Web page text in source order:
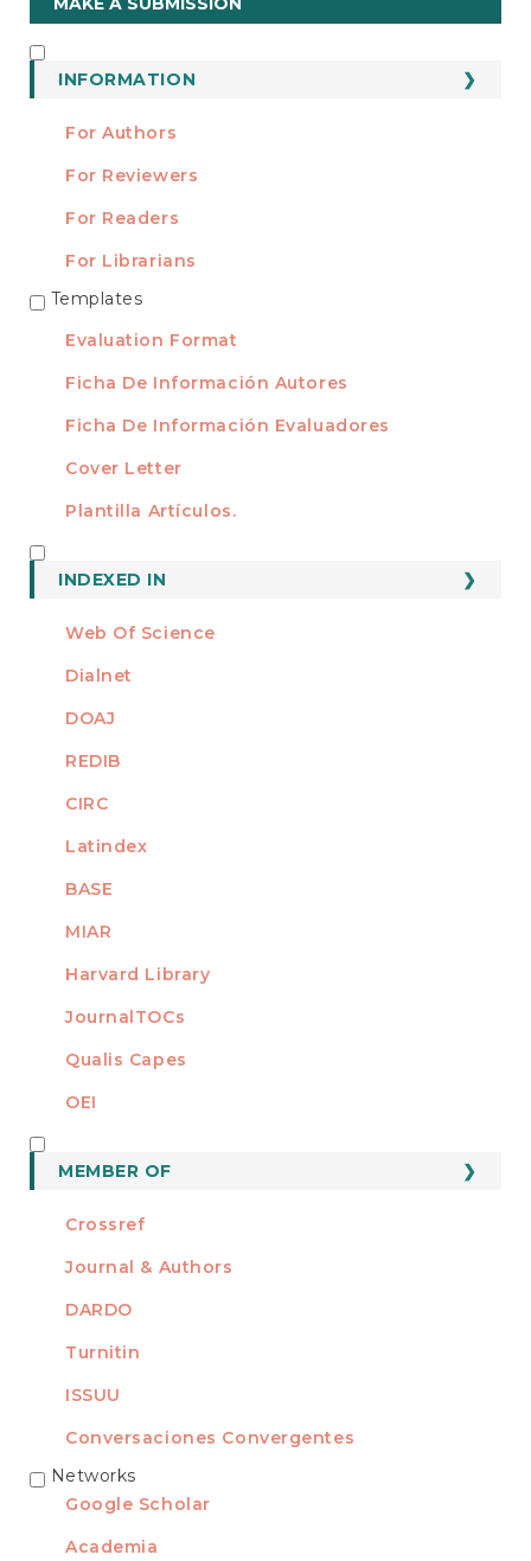
a
Submission
INFORMATION
For Authors
For Reviewers
For Readers
For Librarians
TEMPLATES
Templates
Evaluation Format
Ficha De Información Autores
Ficha De Información Evaluadores
Cover Letter
Plantilla Artículos.
INDEXED IN
Web Of Science
Dialnet
DOAJ
REDIB
CIRC
Latindex
BASE
MIAR
Harvard Library
JournalTOCs
Qualis Capes
OEI
MEMBER OF
Crossref
Journal & Authors
DARDO
Turnitin
ISSUU
Conversaciones Convergentes
REDES
Networks
Google Scholar
Academia